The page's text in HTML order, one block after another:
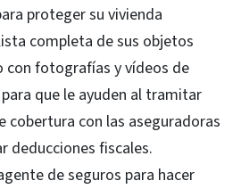
proteger su vivienda
completa de sus objetos
con fotografías y vídeos de
que le ayuden al tramitar
cobertura con las aseguradoras
deducciones fiscales.
de seguros para hacer